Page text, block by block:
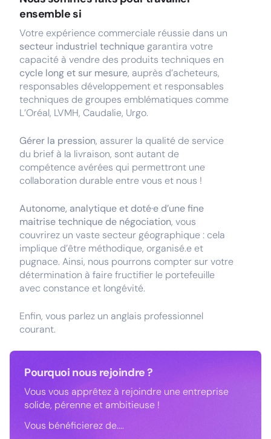
ensemble si
Votre expérience commerciale réussie dans un
secteur industriel techniquegarantira votre
capacité à vendre des produits techniques en
cycle long et sur mesure, auprès d’acheteurs,
responsables développement et responsables
techniques de groupes emblématiques comme
L’Oréal, LVMH, Caudalie, Urgo.
Gérer la pression, assurer la qualité de service
du brief à la livraison, sont autant de
compétence avérées qui permettront une
collaboration durable entre vous et nous !
Autonome, analytique et doté·e d’une fine
maitrise technique de négociation, vous
couvrirez un vaste secteur géographique : cela
implique d’être méthodique, organisé.e et
pugnace. Ainsi, nous pourrons compter sur votre
détermination à faire fructifier le portefeuille
avec constance et longévité.
Enfin, vous parlez un anglais professionnel
courant.
Pourquoi nous rejoindre ?
Vous vous apprêtez à rejoindre une entreprise
solide, pérenne et ambitieuse !
Vous bénéficierez de....